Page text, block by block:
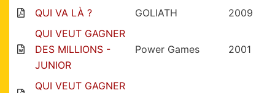
QUI VA LÀ ?
GOLIATH
2009
QUI VEUT GAGNER
DES MILLIONS -
JUNIOR
Power Games 2001
QUI VEUT GAGNER